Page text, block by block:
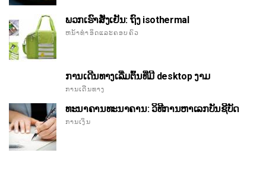
ພວກເຮົາສັ່ງເຢັນ: ຖົງ isothermal
ຫນ້າທໍາອິດແລະຄອບຄົວ
ການເດີນທາງເລີ່ມຕົ້ນທີ່ມີ desktop ງາມ
ການເດີນທາງ
ທະນາຄານທະນາຄານ: ວິທີການຫາເລກບັນຊີບັດ
ການເງິນ